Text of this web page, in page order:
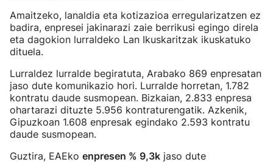
Amaitzeko, lanaldia eta kotizazioa erregularizatzen ez
badira, enpresei jakinarazi zaie berrikusi egingo direla
eta dagokion lurraldeko Lan Ikuskaritzak ikuskatuko
dituela.
Lurraldez lurralde begiratuta, Arabako 869 enpresatan
jaso dute komunikazio hori. Lurralde horretan, 1.782
kontratu daude susmopean. Bizkaian, 2.833 enpresa
ohartarazi dituzte 5.956 kontraturengatik. Azkenik,
Gipuzkoan 1.608 enpresak egindako 2.593 kontratu
daude susmopean.
Guztira, EAEko enpresen % 9,3k jaso dute